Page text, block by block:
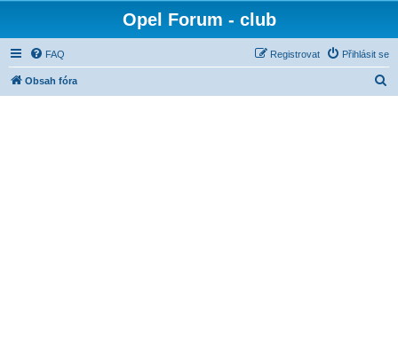
Opel Forum - club
FAQ Přihlásit se
Registrovat
Obsah fóra